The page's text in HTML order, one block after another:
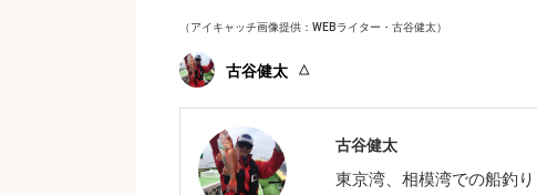
（アイキャッチ画像提供：WEBライター・古谷健太）
古谷健太
古谷健太
東京湾、相模湾での船釣